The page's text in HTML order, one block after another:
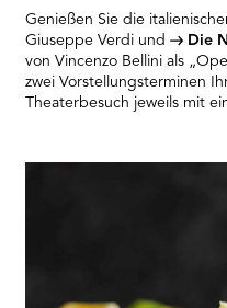
Genießen Sie die
Giuseppe Verdi und
Die
von Vincenzo Bellini als
zwei Vorstellungsterminen
Theaterbesuch jeweils mit